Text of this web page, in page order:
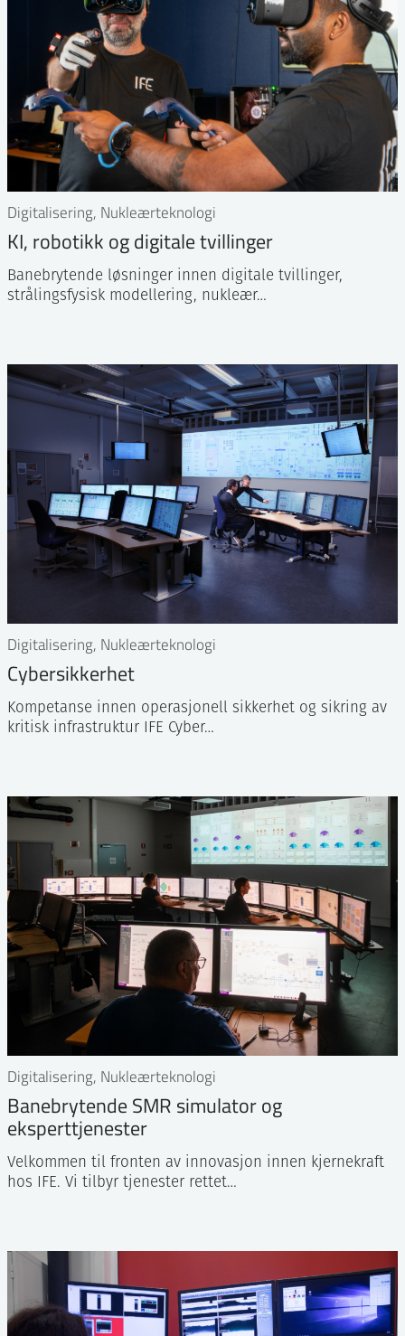
Digitalisering, Nukleærteknologi
KI, robotikk og digitale tvillinger
Banebrytende løsninger innen digitale tvillinger,
strålingsfysisk modellering, nukleær…
Digitalisering, Nukleærteknologi
Cybersikkerhet
Kompetanse innen operasjonell sikkerhet og sikring av
kritisk infrastruktur IFE Cyber…
Digitalisering, Nukleærteknologi
Banebrytende SMR simulator og
eksperttjenester
Velkommen til fronten av innovasjon innen kjernekraft
hos IFE. Vi tilbyr tjenester rettet…